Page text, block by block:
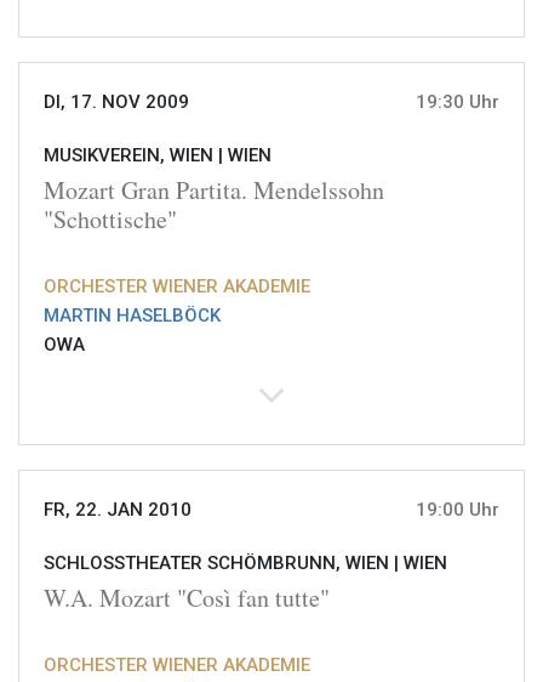
DI, 17. NOV 2009 19:30 Uhr
MUSIKVEREIN, WIEN | WIEN
Mozart Gran Partita. Mendelssohn
"Schottische"
ORCHESTER WIENER AKADEMIE
MARTIN HASELBÖCK
OWA
FR, 22. JAN 2010 19:00 Uhr
SCHLOSSTHEATER SCHÖMBRUNN, WIEN | WIEN
W.A. Mozart "Così fan tutte"
ORCHESTER WIENER AKADEMIE